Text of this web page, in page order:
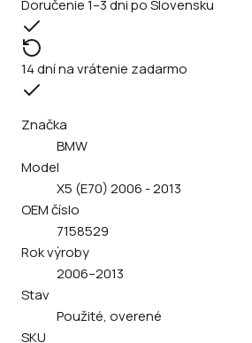
Doručenie 1–3 dni po Slovensku
14 dní na vrátenie zadarmo
Značka
BMW
Model
X5 (E70) 2006 - 2013
OEM číslo
7158529
Rok výroby
2006–2013
Stav
Použité, overené
SKU